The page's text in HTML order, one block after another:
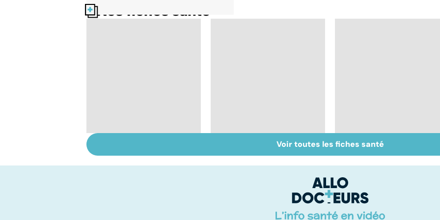
Nos fiches santé
n'arrête pas le
Bruxisme : quand les
dents grincent
Faire du sport à
domicile, c'est facile
Voir toutes les fiches santé